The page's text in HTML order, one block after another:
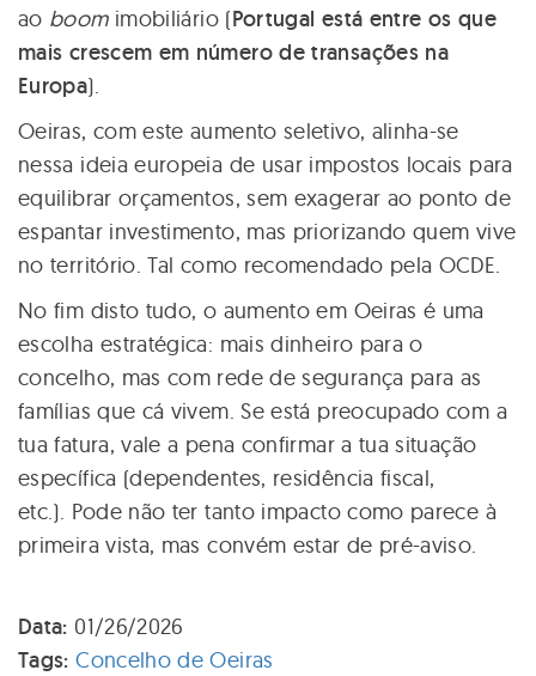
ao boomimobiliário (Portugal está entre os que
mais crescem em número de transações na
Europa).
Oeiras, com este aumento seletivo, alinha-se
nessa ideia europeia de usar impostos locais para
equilibrar orçamentos, sem exagerar ao ponto de
espantar investimento, mas priorizando quem vive
no território. Tal como recomendado pela OCDE.
No fim disto tudo, o aumento em Oeiras é uma
escolha estratégica: mais dinheiro para o
concelho, mas com rede de segurança para as
famílias que cá vivem. Se está preocupado com a
tua fatura, vale a pena confirmar a tua situação
específica (dependentes, residência fiscal,
etc.). Pode não ter tanto impacto como parece à
primeira vista, mas convém estar de pré-aviso.
Data: 01/26/2026
Tags:Concelho de Oeiras